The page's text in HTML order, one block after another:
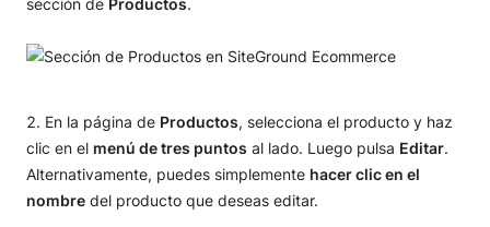
sección de Productos.
En la página de Productos, selecciona el producto y haz
clic en el menú de tres puntos al lado. Luego pulsa Editar.
Alternativamente, puedes simplemente hacer clic en el
nombre del producto que deseas editar.